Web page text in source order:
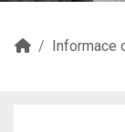
Informace